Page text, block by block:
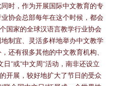
时，作为开展国际中文教育的专
协会总部每年在这个时候，都会
国家的全球汉语言教学行业协会
制宜、灵活多样地举办中文教学
还有很多其他的中文教育机构、
”或“中文周”活动，南非还设立
开展，较好地扩大了节日的受众